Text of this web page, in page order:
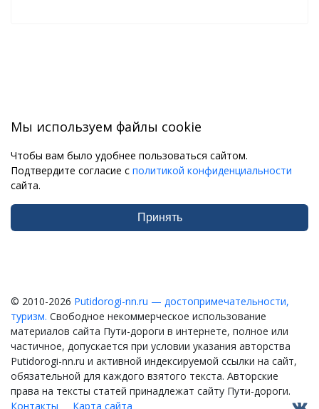
Мы используем файлы cookie
Чтобы вам было удобнее пользоваться сайтом.
Подтвердите согласие с политикой конфиденциальности
сайта.
Принять
© 2010-2026 Putidorogi-nn.ru — достопримечательности,
туризм. Свободное некоммерческое использование
материалов сайта Пути-дороги в интернете, полное или
частичное, допускается при условии указания авторства
Putidorogi-nn.ru и активной индексируемой ссылки на сайт,
обязательной для каждого взятого текста. Авторские
права на тексты статей принадлежат сайту Пути-дороги.
Контакты
Карта сайта